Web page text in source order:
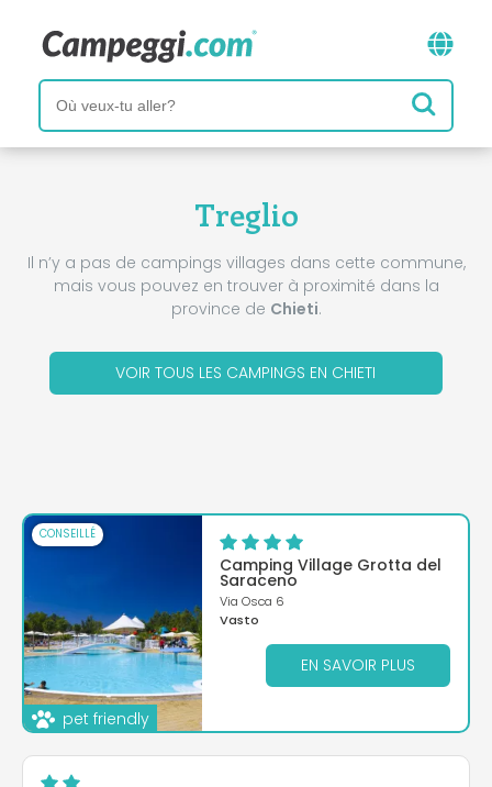
Treglio
Il n’y a pas de campings villages dans cette commune,
mais vous pouvez en trouver à proximité dans la
province de Chieti.
VOIR TOUS LES CAMPINGS EN CHIETI
CONSEILLÉ
pet friendly
Camping Village Grotta del
Saraceno
Via Osca 6
Vasto
EN SAVOIR PLUS